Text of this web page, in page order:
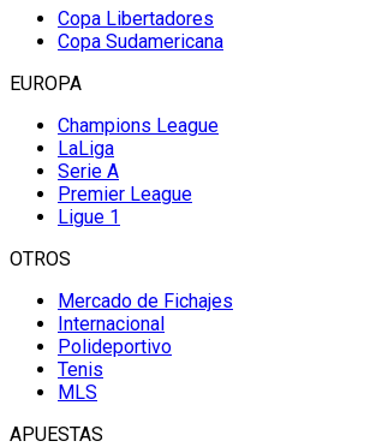
Copa Libertadores
Copa Sudamericana
EUROPA
Champions League
LaLiga
Serie A
Premier League
Ligue 1
OTROS
Mercado de Fichajes
Internacional
Polideportivo
Tenis
MLS
APUESTAS